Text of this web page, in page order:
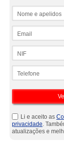
Li e aceito as
privacidade.
atualizações e